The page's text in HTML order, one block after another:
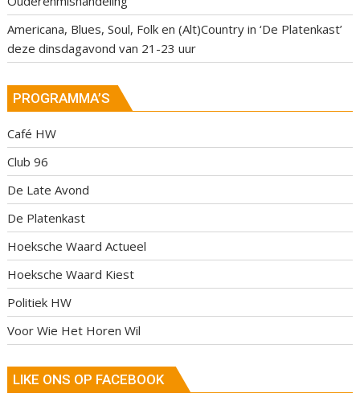
Americana, Blues, Soul, Folk en (Alt)Country in ‘De Platenkast’
deze dinsdagavond van 21-23 uur
PROGRAMMA’S
Café HW
Club 96
De Late Avond
De Platenkast
Hoeksche Waard Actueel
Hoeksche Waard Kiest
Politiek HW
Voor Wie Het Horen Wil
LIKE ONS OP FACEBOOK